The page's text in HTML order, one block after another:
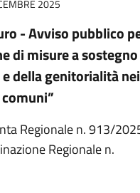
2025
- Avviso pubblico
di misure a sostegno
della genitorialità nei
Regionale n. 913/
Regionale n.